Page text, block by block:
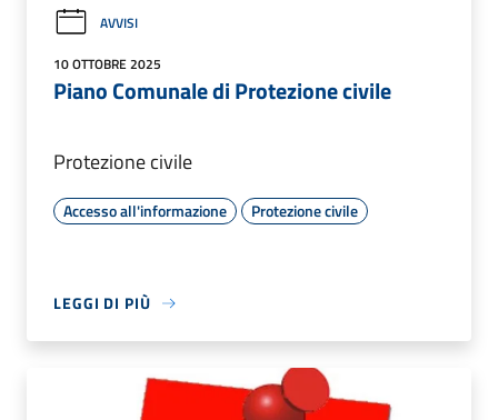
AVVISI
10 OTTOBRE 2025
Piano Comunale di Protezione civile
Protezione civile
Accesso all'informazione Protezione civile
LEGGI DI PIÙ